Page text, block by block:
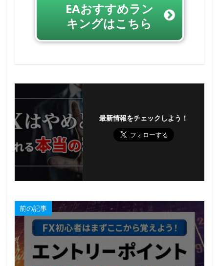
EAおすすめラン
キングはこちら
最新情報をチェックしよう！
前の記事